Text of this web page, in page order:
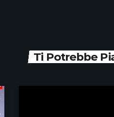
Ti Potrebbe